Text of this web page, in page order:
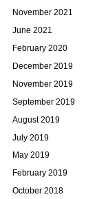
November 2021
June 2021
February 2020
December 2019
November 2019
September 2019
August 2019
July 2019
May 2019
February 2019
October 2018